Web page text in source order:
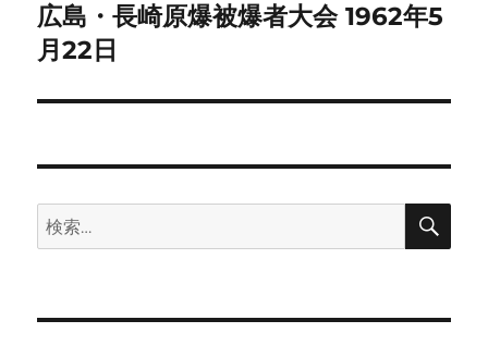
ー
シ
ン
次
の
稿:
広島・長崎原爆被爆者大会 1962年5
月22日
検
索:
検